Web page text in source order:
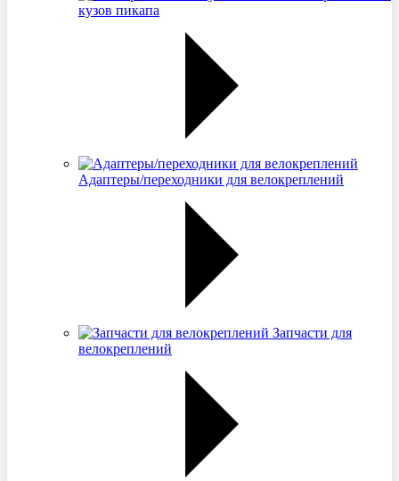
кузов пикапа
Адаптеры/переходники для велокреплений
Запчасти для
велокреплений